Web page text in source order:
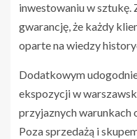
inwestowaniu w sztukę.
gwarancję, że każdy
oparte na wiedzy
Dodatkowym
ekspozycji w
przyjaznych warunkach
Poza sprzedażą i